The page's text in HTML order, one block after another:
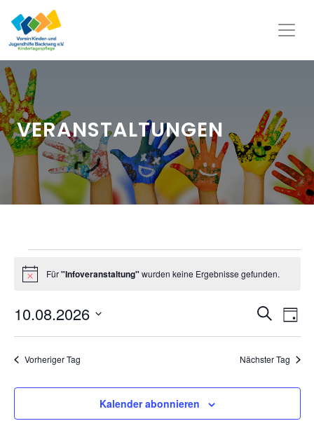
VERANSTALTUNGEN
Veranstaltungen
für
10.
August
2026
HinweisFür"Infoveranstaltung" wurden keine Ergebnisse gefunden.
Suche
und
SucheTag
10.08.2026
Datum
Vorheriger Tag Nächster Tag
Kalender abonnieren